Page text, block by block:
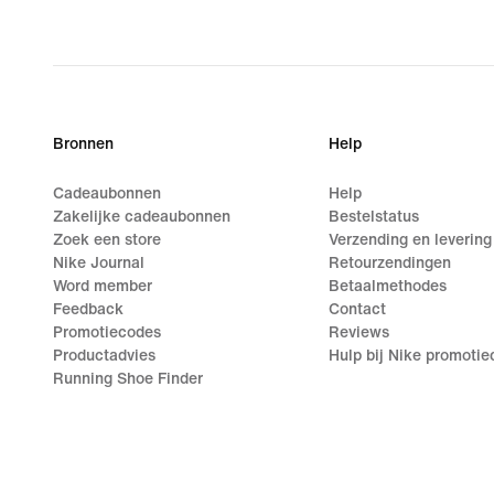
€ 49,99
Bronnen
Cadeaubonnen
Zakelijke cadeaubonnen
Zoek een store
Nike Journal
Word member
Feedback
Promotiecodes
Productadvies
Running Shoe Finder
Help
Help
Bestelstatus
Verzending en levering
Retourzendingen
Betaalmethodes
Contact
Reviews
Hulp bij Nike